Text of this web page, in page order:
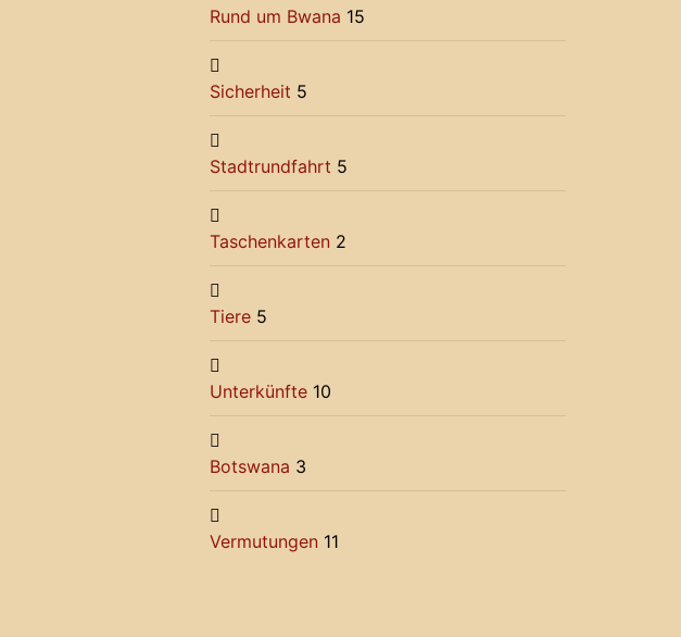
Rund um Bwana 15
Sicherheit 5
Stadtrundfahrt 5
Taschenkarten 2
Tiere 5
Unterkünfte 10
Botswana 3
Vermutungen 11